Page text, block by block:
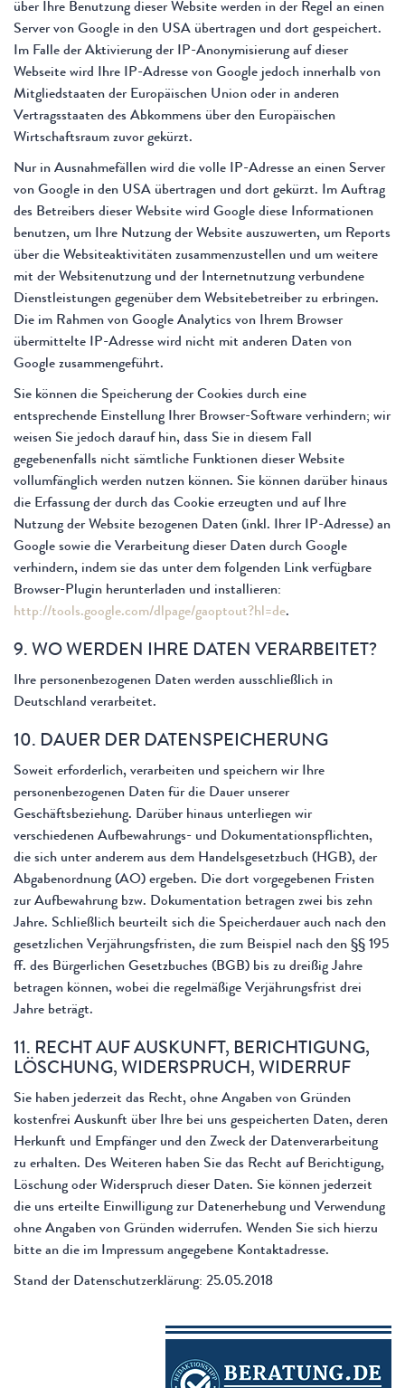
über Ihre Benutzung dieser Website werden in der Regel an einen
Server von Google in den USA übertragen und dort gespeichert.
Im Falle der Aktivierung der IP-Anonymisierung auf dieser
Webseite wird Ihre IP-Adresse von Google jedoch innerhalb von
Mitgliedstaaten der Europäischen Union oder in anderen
Vertragsstaaten des Abkommens über den Europäischen
Wirtschaftsraum zuvor gekürzt.
Nur in Ausnahmefällen wird die volle IP-Adresse an einen Server
von Google in den USA übertragen und dort gekürzt. Im Auftrag
des Betreibers dieser Website wird Google diese Informationen
benutzen, um Ihre Nutzung der Website auszuwerten, um Reports
über die Websiteaktivitäten zusammenzustellen und um weitere
mit der Websitenutzung und der Internetnutzung verbundene
Dienstleistungen gegenüber dem Websitebetreiber zu erbringen.
Die im Rahmen von Google Analytics von Ihrem Browser
übermittelte IP-Adresse wird nicht mit anderen Daten von
Google zusammengeführt.
Sie können die Speicherung der Cookies durch eine
entsprechende Einstellung Ihrer Browser-Software verhindern; wir
weisen Sie jedoch darauf hin, dass Sie in diesem Fall
gegebenenfalls nicht sämtliche Funktionen dieser Website
vollumfänglich werden nutzen können. Sie können darüber hinaus
die Erfassung der durch das Cookie erzeugten und auf Ihre
Nutzung der Website bezogenen Daten (inkl. Ihrer IP-Adresse) an
Google sowie die Verarbeitung dieser Daten durch Google
verhindern, indem sie das unter dem folgenden Link verfügbare
Browser-Plugin herunterladen und installieren:
http://tools.google.com/dlpage/gaoptout?hl=de.
9. WO WERDEN IHRE DATEN VERARBEITET?
Ihre personenbezogenen Daten werden ausschließlich in
Deutschland verarbeitet.
10. DAUER DER DATENSPEICHERUNG
Soweit erforderlich, verarbeiten und speichern wir Ihre
personenbezogenen Daten für die Dauer unserer
Geschäftsbeziehung. Darüber hinaus unterliegen wir
verschiedenen Aufbewahrungs- und Dokumentationspflichten,
die sich unter anderem aus dem Handelsgesetzbuch (HGB), der
Abgabenordnung (AO) ergeben. Die dort vorgegebenen Fristen
zur Aufbewahrung bzw. Dokumentation betragen zwei bis zehn
Jahre. Schließlich beurteilt sich die Speicherdauer auch nach den
gesetzlichen Verjährungsfristen, die zum Beispiel nach den §§ 195
ff. des Bürgerlichen Gesetzbuches (BGB) bis zu dreißig Jahre
betragen können, wobei die regelmäßige Verjährungsfrist drei
Jahre beträgt.
11. RECHT AUF AUSKUNFT, BERICHTIGUNG,
LÖSCHUNG, WIDERSPRUCH, WIDERRUF
Sie haben jederzeit das Recht, ohne Angaben von Gründen
kostenfrei Auskunft über Ihre bei uns gespeicherten Daten, deren
Herkunft und Empfänger und den Zweck der Datenverarbeitung
zu erhalten. Des Weiteren haben Sie das Recht auf Berichtigung,
Löschung oder Widerspruch dieser Daten. Sie können jederzeit
die uns erteilte Einwilligung zur Datenerhebung und Verwendung
ohne Angaben von Gründen widerrufen. Wenden Sie sich hierzu
bitte an die im Impressum angegebene Kontaktadresse.
Stand der Datenschutzerklärung: 25.05.2018